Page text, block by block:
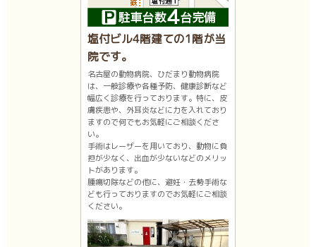
塩付ビル4階建ての1階が当
院です。
名古屋の動物病院、ひだまり動物病院
は、一般診療や各種予防、健康診断など
幅広く診療を行っております。特に、皮
膚疾患や、外耳炎などに力を入れており
ますので何でもお気軽にご相談くださ
い。
手術はレーザーを用いており、動物に負
担が少なく、出血が少ないなどのメリッ
トがあります。
腫瘍切除などの他に、避妊・去勢手術な
ども行っておりますのでお気軽にご相談
ください。